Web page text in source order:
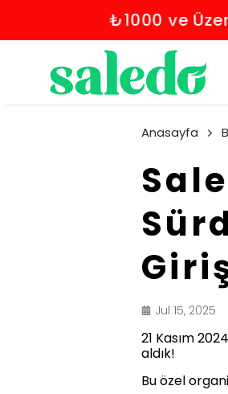
Anasayfa
Jul 15, 2025
21 Kasım
aldık!
Bu özel